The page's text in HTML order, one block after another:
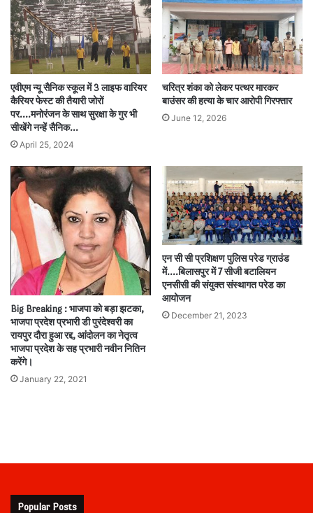
एवीएम न्यू सैनिक स्कूल में 3 लाइफ वारियर
कैरियर फेस्ट की तैयारी जोरों
पर….मनोरंजन के साथ सुरक्षा के गुर भी
सीखेंगे नन्हें सैनिक…
April 25, 2024
चरित्र शंका को लेकर पत्थर मारकर
बाउंसर की हत्या के चार आरोपी गिरफ्तार
June 12, 2026
Big Breaking : भाजपा को बड़ा झटका,
भाजपा प्रदेश प्रभारी डी पुरंदेश्वरी का
रायपुर दौरा हुआ रद्द, आंदोलन का नेतृत्व
भाजपा प्रदेश के सह प्रभारी नवीन नितिन
करेंगे।
January 22, 2021
एन सी सी प्रशिक्षण पुलिस परेड ग्राउंड
में….बिलासपुर में 7 सीजी बटालियन
एनसीसी की संयुक्त संस्थागत परेड का
आयोजन
December 21, 2023
Popular Posts